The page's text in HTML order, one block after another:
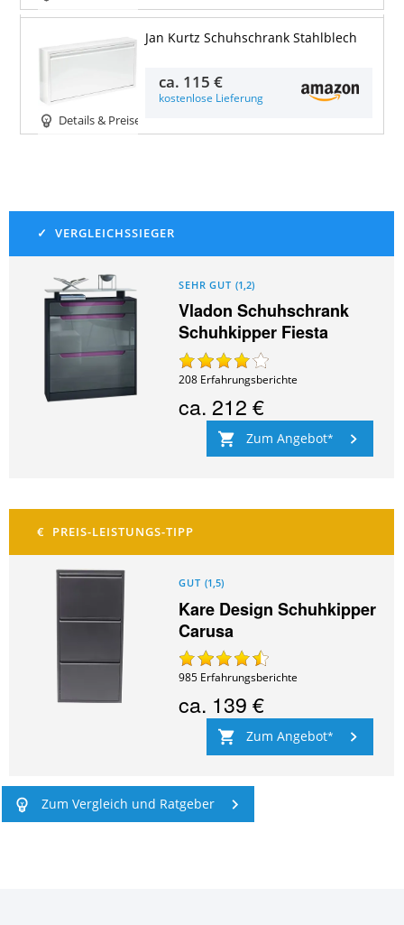
Details & Preise
Jan Kurtz Schuhschrank Stahlblech
ca. 115 €
kostenlose Lieferung
SEHR GUT (1,2)
Vladon Schuhschrank
Schuhkipper Fiesta
208 Erfahrungsberichte
ca.212 €
Zum Angebot
GUT (1,5)
Kare Design Schuhkipper
Carusa
985 Erfahrungsberichte
ca. 139 €
Zum Angebot
Zum Vergleich und Ratgeber